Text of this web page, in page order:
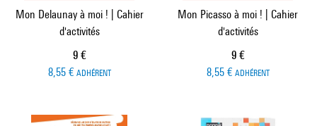
Mon Delaunay à moi ! | Cahier
d'activités
Prix ​​actuel
9 €
8,55 € ADHÉRENT
Mon Picasso à moi ! | Cahier
d'activités
Prix ​​actuel
9 €
8,55 € ADHÉRENT